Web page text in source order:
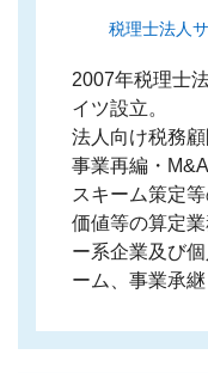
税理士法人
2007年税理士
イツ設立。
法人向け税務
事業再編・
スキーム策定
価値等の算定
ー系企業及び
ーム、事業承